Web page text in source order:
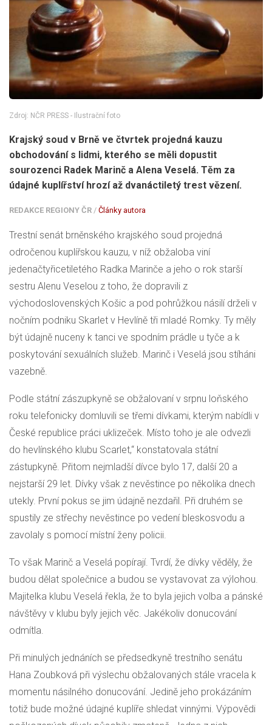
Zdroj: NČR PRESS - Ilustrační foto
Krajský soud v Brně ve čtvrtek projedná kauzu
obchodování s lidmi, kterého se měli dopustit
sourozenci Radek Marinč a Alena Veselá. Těm za
údajné kuplířství hrozí až dvanáctiletý trest vězení.
REDAKCE REGIONY ČR / Články autora
Trestní senát brněnského krajského soud projedná
odročenou kuplířskou kauzu, v níž obžaloba viní
jedenačtyřicetiletého Radka Marinče a jeho o rok starší
sestru Alenu Veselou z toho, že dopravili z
východoslovenských Košic a pod pohrůžkou násilí drželi v
nočním podniku Skarlet v Hevlíně tři mladé Romky. Ty měly
být údajně nuceny k tanci ve spodním prádle u tyče a k
poskytování sexuálních služeb. Marinč i Veselá jsou stíháni
vazebně.
Podle státní zászupkyně se obžalovaní v srpnu loňského
roku telefonicky domluvili se třemi dívkami, kterým nabídli v
České republice práci uklizeček. Místo toho je ale odvezli
do hevlínského klubu Scarlet,“ konstatovala státní
zástupkyně. Přitom nejmladší dívce bylo 17, další 20 a
nejstarší 29 let. Dívky však z nevěstince po několika dnech
utekly. První pokus se jim údajně nezdařil. Při druhém se
spustily ze střechy nevěstince po vedení bleskosvodu a
zavolaly s pomocí místní ženy policii.
To však Marinč a Veselá popírají. Tvrdí, že dívky věděly, že
budou dělat společnice a budou se vystavovat za výlohou.
Majitelka klubu Veselá řekla, že to byla jejich volba a pánské
návštěvy v klubu byly jejich věc. Jakékoliv donucování
odmítla.
Při minulých jednáních se předsedkyně trestního senátu
Hana Zoubková při výslechu obžalovaných stále vracela k
momentu násilného donucování. Jedině jeho prokázáním
totiž bude možné údajné kuplíře shledat vinnými. Výpovědi